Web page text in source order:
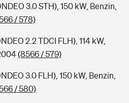
3.0 STH), 150 kW, Benzin,
/ 578)
2.2 TDCI FLH), 114 kW,
(8566 / 579)
3.0 FLH), 150 kW, Benzin,
/ 580)